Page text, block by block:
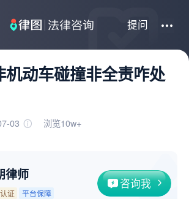
提问
机动车碰撞非全责咋处
03 浏览10w+
律师
证 平台保障
咨询我